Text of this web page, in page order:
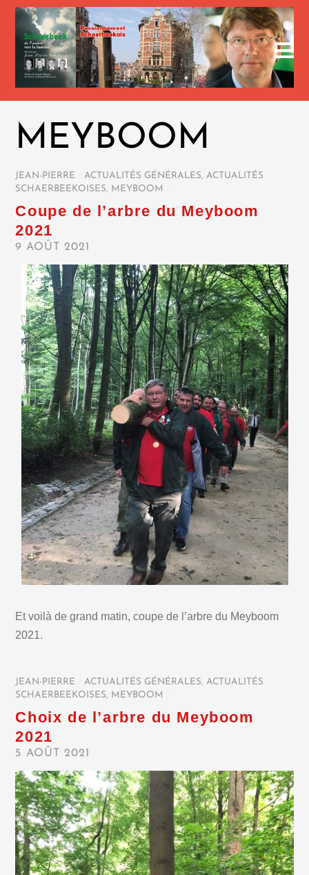
MEYBOOM
JEAN-PIERRE ACTUALITÉS GÉNÉRALES,ACTUALITÉS
SCHAERBEEKOISES, MEYBOOM
Coupe de l’arbre du Meyboom
2021
9 AOÛT 2021
Et voilà de grand matin, coupe de l’arbre du Meyboom
2021.
JEAN-PIERRE ACTUALITÉS GÉNÉRALES,ACTUALITÉS
SCHAERBEEKOISES, MEYBOOM
Choix de l’arbre du Meyboom
2021
5 AOÛT 2021